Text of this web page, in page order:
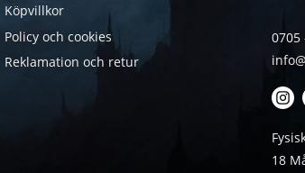
Köpvillkor
Policy och cookies
Reklamation och retur
0705
18